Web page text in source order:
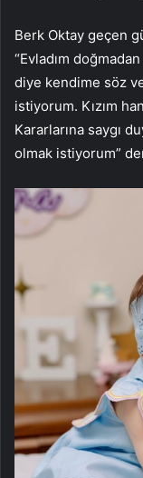
Berk Oktay geçen
“Evladım
diye kendime söz
istiyorum. Kızım
Kararlarına saygı
olmak istiyorum”